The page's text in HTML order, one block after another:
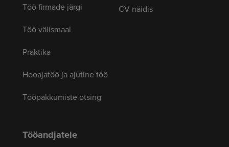
Töö firmade järgi
Töö välismaal
Praktika
Hooajatöö ja ajutine töö
Tööpakkumiste otsing
CV näidis
Tööandjatele